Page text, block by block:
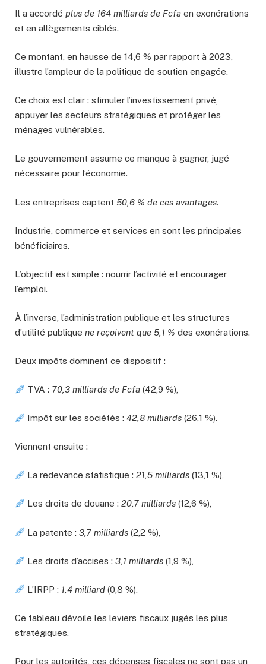
Il a accordé plus de 164 milliards de Fcfa en exonérations
et en allègements ciblés.
Ce montant, en hausse de 14,6 % par rapport à 2023,
illustre l’ampleur de la politique de soutien engagée.
Ce choix est clair : stimuler l’investissement privé,
appuyer les secteurs stratégiques et protéger les
ménages vulnérables.
Le gouvernement assume ce manque à gagner, jugé
nécessaire pour l’économie.
Les entreprises captent 50,6 % de ces avantages.
Industrie, commerce et services en sont les principales
bénéficiaires.
L’objectif est simple : nourrir l’activité et encourager
l’emploi.
À l’inverse, l’administration publique et les structures
d’utilité publique ne reçoivent que 5,1 % des exonérations.
Deux impôts dominent ce dispositif :
TVA : 70,3 milliards de Fcfa (42,9 %),
Impôt sur les sociétés :42,8 milliards (26,1 %).
Viennent ensuite :
La redevance statistique :21,5 milliards (13,1 %),
Les droits de douane :20,7 milliards (12,6 %),
La patente :3,7 milliards (2,2 %),
Les droits d’accises :3,1 milliards (1,9 %),
L’IRPP : 1,4 milliard (0,8 %).
Ce tableau dévoile les leviers fiscaux jugés les plus
stratégiques.
Pour les autorités, ces dépenses fiscales ne sont pas un